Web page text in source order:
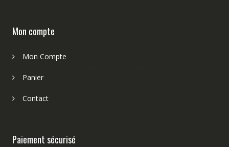
Mon compte
Mon Compte
Panier
Contact
Paiement sécurisé